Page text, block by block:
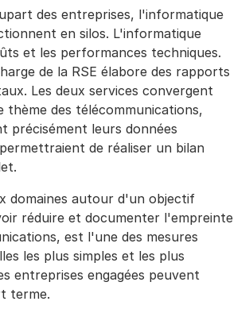
des entreprises, l'informatique
en silos. L'informatique
et les performances techniques.
de la RSE élabore des rapports
Les deux services convergent
thème des télécommunications,
précisément leurs données
de réaliser un bilan
domaines autour d'un objectif
réduire et documenter l'empreinte
est l'une des mesures
les plus simples et les plus
entreprises engagées peuvent
terme.